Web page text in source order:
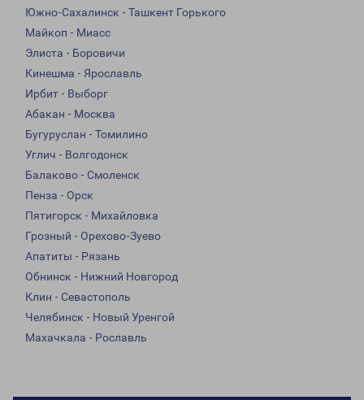
Южно-Сахалинск - Ташкент Горького
Майкоп - Миасс
Элиста - Боровичи
Кинешма - Ярославль
Ирбит - Выборг
Абакан - Москва
Бугуруслан - Томилино
Углич - Волгодонск
Балаково - Смоленск
Пенза - Орск
Пятигорск - Михайловка
Грозный - Орехово-Зуево
Апатиты - Рязань
Обнинск - Нижний Новгород
Клин - Севастополь
Челябинск - Новый Уренгой
Махачкала - Рославль